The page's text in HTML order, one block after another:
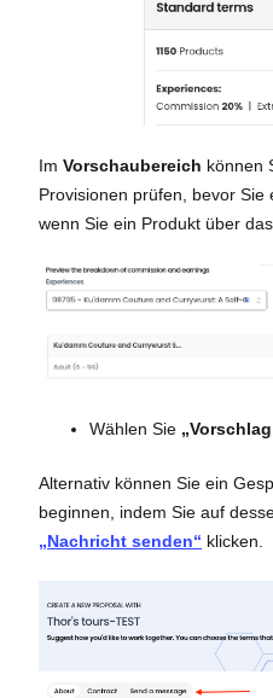
Im Vorschaubereich können
Provisionen prüfen, bevor Sie
wenn Sie ein Produkt über
Wählen Sie
Alternativ können Sie ein
beginnen, indem Sie auf
„Nachricht senden“ klicken.